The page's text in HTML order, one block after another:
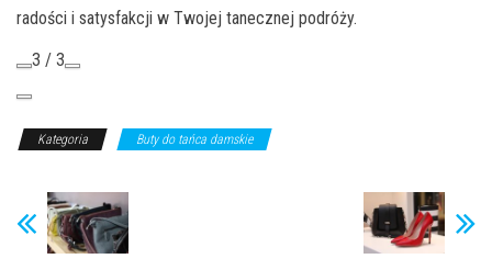
radości i satysfakcji w Twojej tanecznej podróży.
3 / 3
Kategoria Buty do tańca damskie